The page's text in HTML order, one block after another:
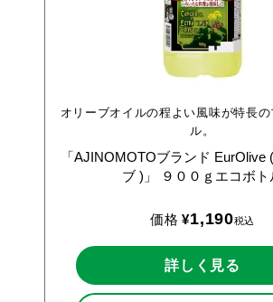
オリーブオイルの程よい風味が特長の
ル。
「AJINOMOTOブランド EurOlive (
ブ )」 ９００ｇエコボト
価格 ¥1,190税込
詳しく見る